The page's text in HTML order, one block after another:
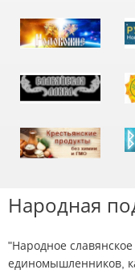
Народная
"Народное
единомышленников,